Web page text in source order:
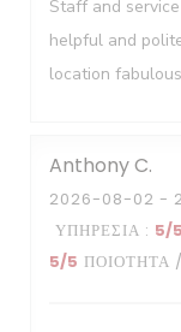
Staff and
helpful and
location
AnthonyC
2026-08-02 -
ΥΠΗΡΕΣΊΑ : 5/5
5/5 ΠΟΙΌΤΗΤΑ